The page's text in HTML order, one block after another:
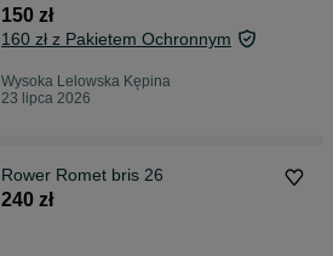
150 zł
160 zł z Pakietem Ochronnym
Wysoka Lelowska Kępina
23 lipca 2026
Rower Romet bris 26
240 zł